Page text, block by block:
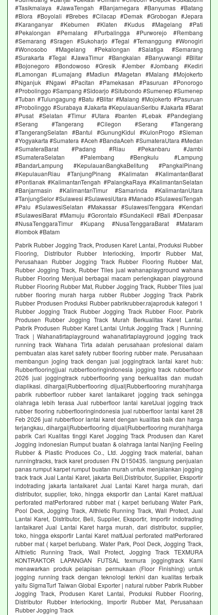
#Tasikmalaya #JawaTengah #Banjarnegara #Banyumas #Batang
#Blora #Boyolali #Brebes #Cilacap #Demak #Grobogan #Jepara
#Karanganyar #Kebumen #Klaten #Kudus #Magelang #Pati
#Pekalongan #Pemalang #Purbalingga #Purworejo #Rembang
#Semarang #Sragen #Sukoharjo #Tegal #Temanggung #Wonogiri
#Wonosobo #Magelang #Pekalongan #Salatiga #Semarang
#Surakarta #Tegal #JawaTimur #Bangkalan #Banyuwangi #Blitar
#Bojonegoro #Bondowoso #Gresik #Jember #Jombang #Kediri
#Lamongan #Lumajang #Madiun #Magetan #Malang #Mojokerto
#Nganjuk #Ngawi #Pacitan #Pamekasan #Pasuruan #Ponorogo
#Probolinggo #Sampang #Sidoarjo #Situbondo #Sumenep #Sumenep
#Tuban #Tulungagung #Batu #Blitar #Malang #Mojokerto #Pasuruan
#Probolinggo #Surabaya #Jakarta #KepulauanSeribu #Jakarta #Barat
#Pusat #Selatan #Timur #Utara #banten #Lebak #Pandeglang
#Serang #Tangerang #Cilegon #Serang #Tangerang
#TangerangSelatan #Bantul #GunungKidul #KulonProgo #Sleman
#Yogyakarta #Sumatera #Aceh #BandaAceh #SumateraUtara #Medan
#SumateraBarat #Padang #Riau #Pekanbaru #Jambi
#SumateraSelatan #Palembang #Bengkulu #Lampung
#BandarLampung #KepulauanBangkaBelitung #PangkalPinang
#KepulauanRiau #TanjungPinang #Kalimatan #KalimantanBarat
#Pontianak #KalimantanTengah #PalangkaRaya #KalimantanSelatan
#Banjarmasin #KalimantanTimur #Samarinda #KalimantanUtara
#TanjungSelor #Sulawesi #SulawesiUtara #Manado #SulawesiTengah
#Palu #SulawesiSelatan #Makassar #SulawesiTenggara #Kendari
#SulawesiBarat #Mamuju #Gorontalo #SundaKecil #Bali #Denpasar
#NusaTenggaraTimur #Kupang #NusaTenggaraBarat #Mataram
#lombok #Batam
Pabrik Rubber Jogging Track, Produsen Karet Lantai, Produksi Rubber
Flooring, Distributor Rubber Interlocking, Importir Rubber Mat,
Perusahaan Rubber Jogging Track Rubber Flooring Rubber Mat,
Rubber Jogging Track, Rubber Tiles jual wahanaplayground wahana
Rubber Flooring Menjual berbagai macam perlengkapan playground
Rubber Flooring Rubber Mat, Rubber Jogging Track, Rubber Tiles jual
rubber flooring murah harga rubber Rubber Jogging Track Pabrik
Rubber Produsen Produksi Rubber pabrikrubber.rajaproduk kategori 1
Rubber Jogging Track Rubber Jogging Track Rubber Floor. Pabrik
Produsen Rubber Jogging Track Murah Berkualitas Karet Lantai.
Pabrik Produsen Rubber Karet Lantai Untuk Jogging Track | Running
Track | Wahanatirtaplayground wahanatirtaplayground jogging track
running track Wahana Tirta adalah perusahaan profesional dalam
pembuatan alas karet safety rubber flooring rubber mate. Perusahaan
membangun joging track dengan jual joggingtrack lantai karet hub:
Rubberflooring|jual rubberflooringindonesia jogging track rubberfloor
2026 jual joggingtrack rubberflooring yang berkualitas dan mudah
diaplikasi. dihargai|Rubberflooring dijual|Rubberflooring murah|harga
pabrik rubberfloor rubber karet lantaikaret jogging track sehingga
olahraga lebih terasa Jual rubberfloor lantai karetJual jogging track
rubber flooring rubberflooringindonesia jual rubberfloor lantai karet 28
Feb 2026 jual rubberfloor lantai karet dengan kualitas baik dan harga
terjangkau, dihargai|Rubberflooring dijual|Rubberflooring murah|harga
pabrik Cari Kualitas tinggi Karet Jogging Track Produsen dan Karet
Jogging indonesian Rumput buatan & olahraga lantai Nanjing Feeling
Rubber & Plastic Produces Co., Ltd. Jogging track material, bahan
runningtracks, track karet produsen FN D150435. langsung penjualan
panas rumput karpet rumput buatan murah untuk menjalankan jogging
track track Jual Lantai Karet, jakarta Beli,Distributor, Supplier, Eksportir
indotrading jakarta lantaikaret Jual Lantai Karet harga murah, dari
distributor, supplier, toko, hingga eksportir dan Lantai Karet mattJual
perforated matPerforared rubber mat ( karpet berlubang Water Park,
Pool Deck, Jogging Track, Althletic Running Track, Wall Protect, Jual
Lantai Karet, Distributor, Beli, Supplier, Eksportir, Importir indotrading
lantaikaret Jual Lantai Karet harga murah, dari distributor, supplier,
toko, hingga eksportir Lantai Karet mattJual perforated matPerforared
rubber mat ( karpet berlubang. Water Park, Pool Deck, Jogging Track,
Althletic Running Track, Wall Protect, Jogging Track TEXMURA
KONTRAKTOR LAPANGAN FUTSAL texmura joggingtrack Kami
menawarkan produk pelapisan permukaan (Floor Finishing) untuk
jogging running track dengan teknologi terkini dan kualitas terbaik
yaitu SigmaTurf Taiwan Global Exporter | natural rubber Pabrik Rubber
Jogging Track, Produsen Karet Lantai, Produksi Rubber Flooring,
Distributor Rubber Interlocking, Importir Rubber Mat, Perusahaan
Rubber Jogging Track